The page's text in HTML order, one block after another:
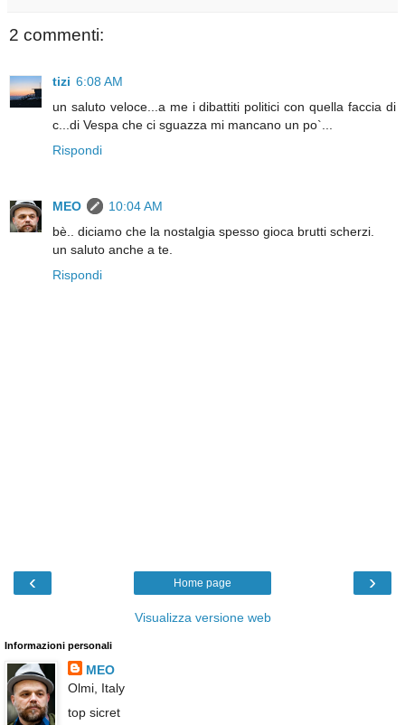
2 commenti:
tizi 6:08 AM
un saluto veloce...a me i dibattiti politici con quella faccia di
c...di Vespa che ci sguazza mi mancano un po`...
Rispondi
MEO
10:04 AM
bè.. diciamo che la nostalgia spesso gioca brutti scherzi.
un saluto anche a te.
Rispondi
‹ ›
Home page
Visualizza versione web
Informazioni personali
MEO
Olmi, Italy
top sicret